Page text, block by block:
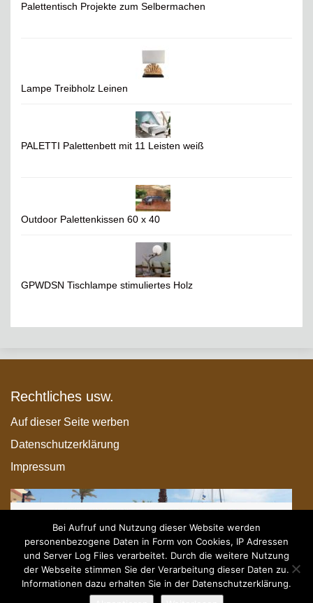
Palettentisch Projekte zum Selbermachen
Lampe Treibholz Leinen
PALETTI Palettenbett mit 11 Leisten weiß
Outdoor Palettenkissen 60 x 40
GPWDSN Tischlampe stimuliertes Holz
Rechtliches usw.
Auf dieser Seite werben
Datenschutzerklärung
Impressum
Bei Aufruf und Nutzung dieser Website werden
personenbezogene Daten in Form von Cookies, IP Adressen
und Server Log Files verarbeitet. Durch die weitere Nutzung
der Webseite stimmen Sie der Verarbeitung dieser Daten zu.
Informationen dazu erhalten Sie in der Datenschutzerklärung.